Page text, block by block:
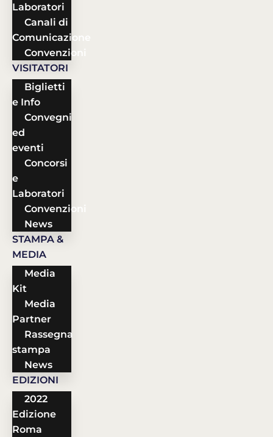
Laboratori
Canali di
Comunicazione
Convenzioni
VISITATORI
Biglietti
e Info
Convegni
ed
eventi
Concorsi
e
Laboratori
Convenzioni
News
STAMPA &
MEDIA
Media
Kit
Media
Partner
Rassegna
stampa
News
EDIZIONI
2022
Edizione
Roma